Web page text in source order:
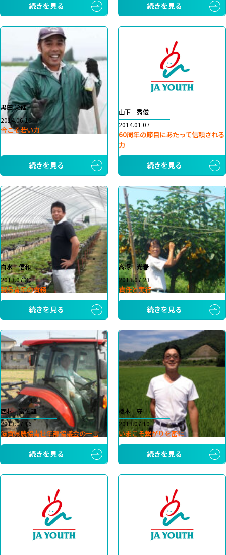
続きを見る
続きを見る
黒田 栄継
2014.06.10
今こそ若い力
続きを見る
山下 秀俊
2014.01.07
60周年の節目にあたって信頼される
力
続きを見る
白水 信和
2013.07.30
我ら青年の責務
続きを見る
高塚 光春
2013.07.23
責任と実行
続きを見る
西村 富佐雄
2013.07.16
滋賀県農協青壮年部協議会の一言
続きを見る
橋本 守
2013.07.10
いまこそ繋がりを密に
続きを見る